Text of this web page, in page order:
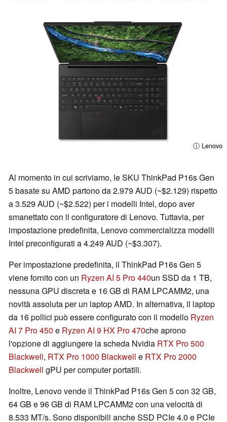
ⓘ Lenovo
Al momento in cui scriviamo, le SKU ThinkPad P16s Gen
5 basate su AMD partono da 2.979 AUD (~$2.129) rispetto
a 3.529 AUD (~$2.522) per i modelli Intel, dopo aver
smanettato con il configuratore di Lenovo. Tuttavia, per
impostazione predefinita, Lenovo commercializza modelli
Intel preconfigurati a 4.249 AUD (~$3.307).
Per impostazione predefinita, il ThinkPad P16s Gen 5
viene fornito con un Ryzen AI 5 Pro 440un SSD da 1 TB,
nessuna GPU discreta e 16 GB di RAM LPCAMM2, una
novità assoluta per un laptop AMD. In alternativa, il laptop
da 16 pollici può essere configurato con il modello Ryzen
AI 7 Pro 450 e Ryzen AI 9 HX Pro 470che aprono
l'opzione di aggiungere la scheda Nvidia RTX Pro 500
Blackwell, RTX Pro 1000 Blackwell e RTX Pro 2000
Blackwell gPU per computer portatili.
Inoltre, Lenovo vende il ThinkPad P16s Gen 5 con 32 GB,
64 GB e 96 GB di RAM LPCAMM2 con una velocità di
8.533 MT/s. Sono disponibili anche SSD PCIe 4.0 e PCIe